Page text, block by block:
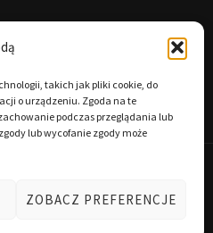
takich jak pliki cookie, do
o urządzeniu. Zgoda na te
podczas przeglądania lub
lub wycofanie zgody może
ZOBACZ PREFERENCJE